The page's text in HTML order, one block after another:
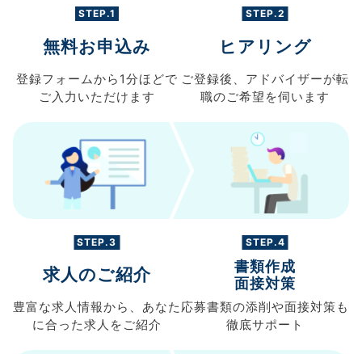
STEP.1
無料お申込み
登録フォームから 1分ほどで
ご入力 いただけます
STEP.2
ヒアリング
ご登録後、 アドバイザーが転
職のご希望を伺います
STEP.3
求人のご紹介
豊富な求人情報から、 あなた
に合った求人を ご紹介
STEP.4
書類作成
面接対策
応募書類の添削や面接対策も
徹底サポート